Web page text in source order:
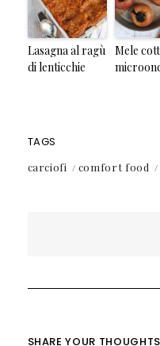
Lasagna al ragù
di lenticchie
Mele
TAGS
carciofi comfort food
SHARE YOUR THOUGHTS